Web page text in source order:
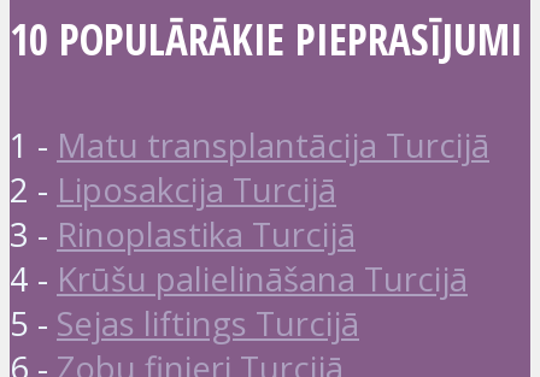
10 POPULĀRĀKIE PIEPRASĪJUMI
1 - Matu transplantācija Turcijā
2 - Liposakcija Turcijā
3 - Rinoplastika Turcijā
4 - Krūšu palielināšana Turcijā
5 - Sejas liftings Turcijā